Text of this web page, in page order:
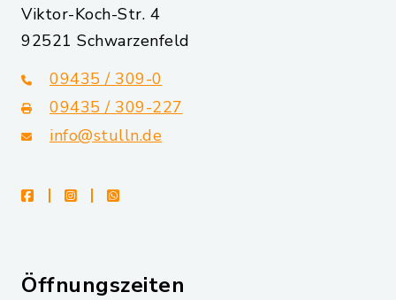
Viktor-Koch-Str. 4
92521 Schwarzenfeld
09435 / 309-0
09435 / 309-227
info@stulln.de
facebookinstagramwhatsapp
Öffnungszeiten